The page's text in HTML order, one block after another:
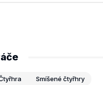
Smíšené čtyřhry